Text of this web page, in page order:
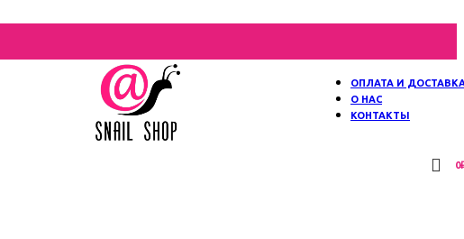
ОПЛАТА И
О НАС
КОНТАКТЫ
0